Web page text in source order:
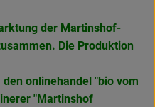
der Martinshof-
Die Produktion
onlinehandel "bio vom
"Martinshof